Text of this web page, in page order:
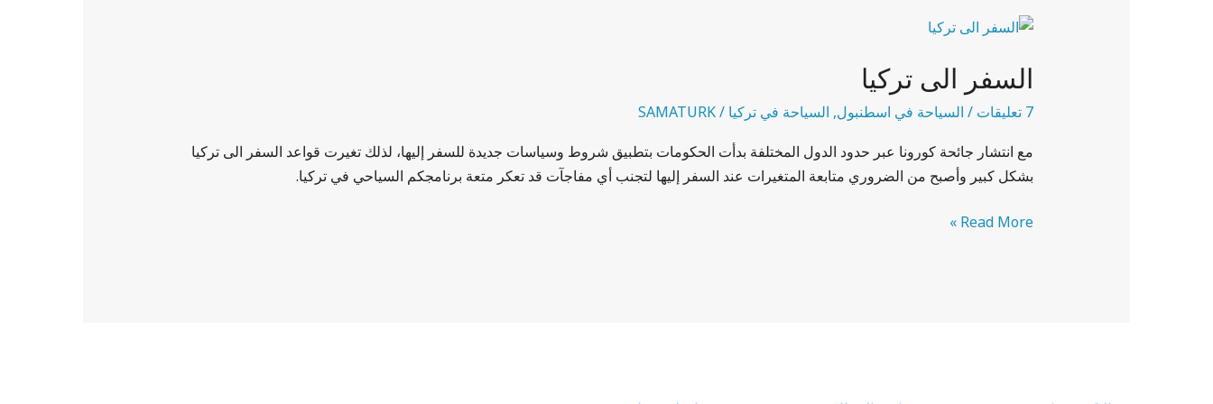
السفر الى تركيا
7 تعليقات / السياحة في اسطنبول, السياحة في تركيا /
SAMATURK
مع انتشار جائحة كورونا عبر حدود الدول المختلفة بدأت الحكومات بتطبيق شروط وسياسات جديدة للسفر إليها، لذلك تغيرت قواعد السفر الى تركيا
بشكل كبير وأصبح من الضروري متابعة المتغيرات عند السفر إليها لتجنب أي مفاجآت قد تعكر متعة برنامجكم السياحي في تركيا.
السفر
تركيا
Read More »